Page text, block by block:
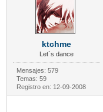
ktchme
Let´s dance
Mensajes: 579
Temas: 59
Registro en: 12-09-2008